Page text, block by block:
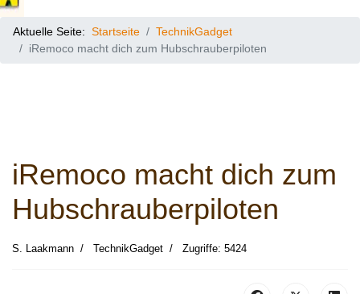
Aktuelle Seite: Startseite
TechnikGadget
iRemoco macht dich zum Hubschrauberpiloten
iRemoco macht dich zum
Hubschrauberpiloten
S. Laakmann TechnikGadget Zugriffe: 5424